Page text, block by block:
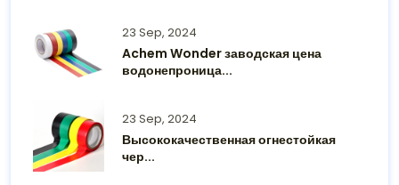
23 Sep, 2024
Achem Wonder заводская цена
водонепроница...
23 Sep, 2024
Высококачественная огнестойкая
чер...